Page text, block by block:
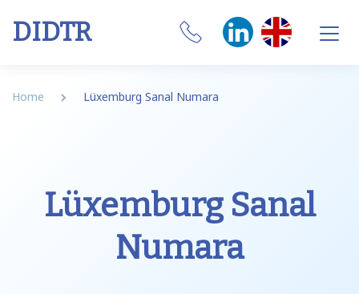
DIDTR
CRM Integrations
Features
Home Lüxemburg Sanal Numara
Lüxemburg Sanal
Numara